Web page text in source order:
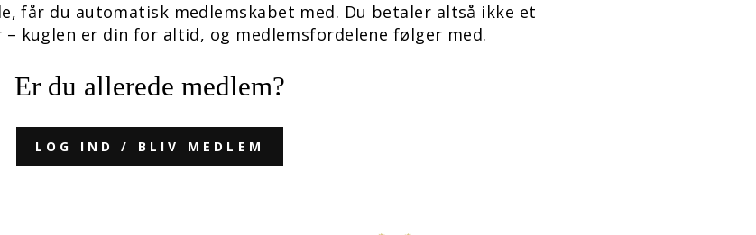
får du automatisk medlemskabet med. Du betaler altså ikke et
kuglen er din for altid, og medlemsfordelene følger med.
Er du allerede medlem?
LOG IND / BLIV MEDLEM